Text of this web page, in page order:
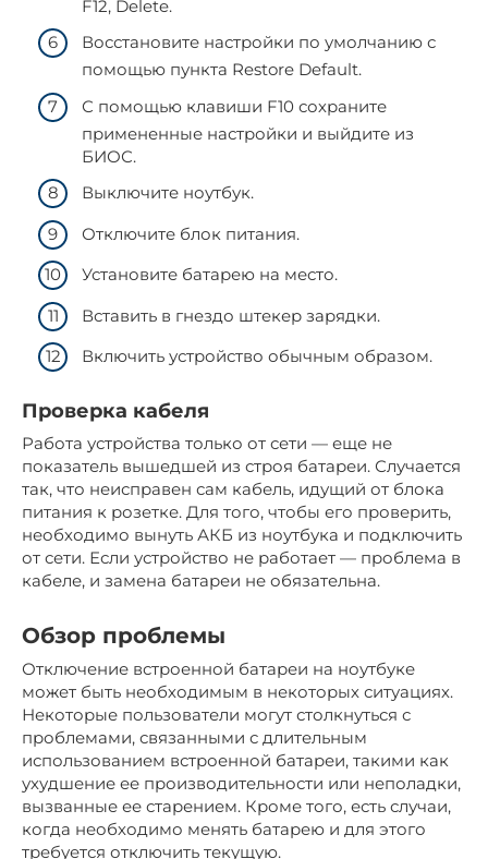
F12, Delete.
Восстановите настройки по умолчанию с
помощью пункта Restore Default.
С помощью клавиши F10 сохраните
примененные настройки и выйдите из
БИОС.
Выключите ноутбук.
Отключите блок питания.
Установите батарею на место.
Вставить в гнездо штекер зарядки.
Включить устройство обычным образом.
Проверка кабеля
Работа устройства только от сети — еще не
показатель вышедшей из строя батареи. Случается
так, что неисправен сам кабель, идущий от блока
питания к розетке. Для того, чтобы его проверить,
необходимо вынуть АКБ из ноутбука и подключить
от сети. Если устройство не работает — проблема в
кабеле, и замена батареи не обязательна.
Обзор проблемы
Отключение встроенной батареи на ноутбуке
может быть необходимым в некоторых ситуациях.
Некоторые пользователи могут столкнуться с
проблемами, связанными с длительным
использованием встроенной батареи, такими как
ухудшение ее производительности или неполадки,
вызванные ее старением. Кроме того, есть случаи,
когда необходимо менять батарею и для этого
требуется отключить текущую.